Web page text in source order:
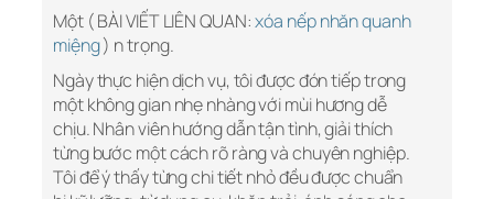
Một ( BÀI VIẾT LIÊN QUAN:xóa nếp nhăn quanh
miệng) n trọng.
Ngày thực hiện dịch vụ, tôi được đón tiếp trong
một không gian nhẹ nhàng với mùi hương dễ
chịu. Nhân viên hướng dẫn tận tình, giải thích
từng bước một cách rõ ràng và chuyên nghiệp.
Tôi để ý thấy từng chi tiết nhỏ đều được chuẩn